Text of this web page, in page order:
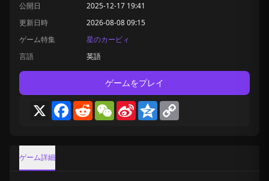
公開日
2025-12-17 19:41
更新日時
2026-08-08 09:15
ゲーム特集
星のカービィ
言語
英語
ゲームをプレイ
X Facebook
RedditWeChat
Sina
Weibo
Qzone
ゲーム詳細